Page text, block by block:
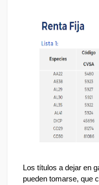
Los títulos a dejar en
pueden tomarse, que